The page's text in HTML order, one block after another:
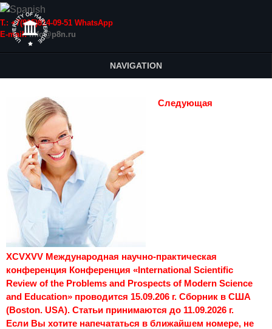
Т.: +7(915)814-09-51 WhatsApp
E-mail:info@p8n.ru
NAVIGATION
Следующая
XCVXVV Международная научно-практическая
конференция Конференция «International Scientific
Review of the Problems and Prospects of Modern Science
and Education» проводится 15.09.206 г. Сборник в США
(Boston. USA). Статьи принимаются до 11.09.2026 г.
Если Вы хотите напечататься в ближайшем номере, не